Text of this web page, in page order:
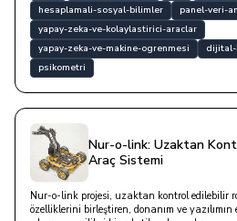
hesaplamali-sosyal-bilimler
panel-veri-
yapay-zeka-ve-kolaylastirici-araclar
yapay-zeka-ve-makine-ogrenmesi
psikometri
Nur-o-link: Uzaktan
Araç Sistemi
Nur-o-link projesi, uzaktan kontrol edilebilir
özelliklerini birleştiren, donanım ve